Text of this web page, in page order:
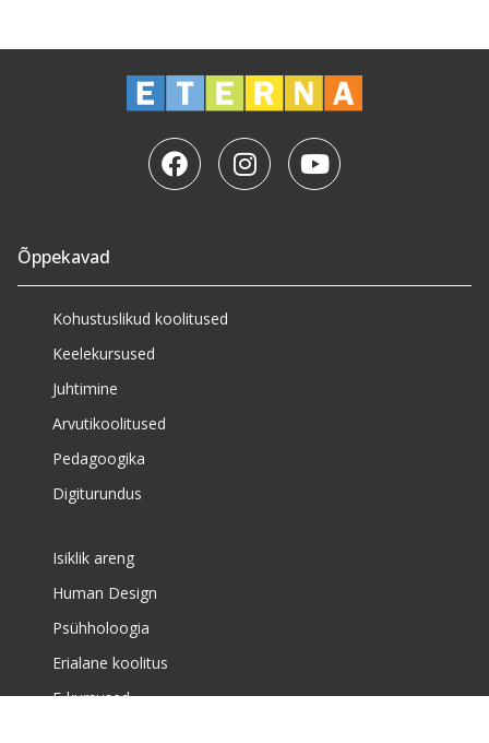
Õppekavad
Kohustuslikud koolitused
Keelekursused
Juhtimine
Arvutikoolitused
Pedagoogika
Digiturundus
Isiklik areng
Human Design
Psühholoogia
Erialane koolitus
E-kursused